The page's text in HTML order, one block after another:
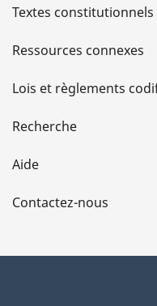
l
s
d
e
l
a
Textes constitutionnels
Ressources connexes
Lois et règlements
Recherche
Aide
Contactez-nous